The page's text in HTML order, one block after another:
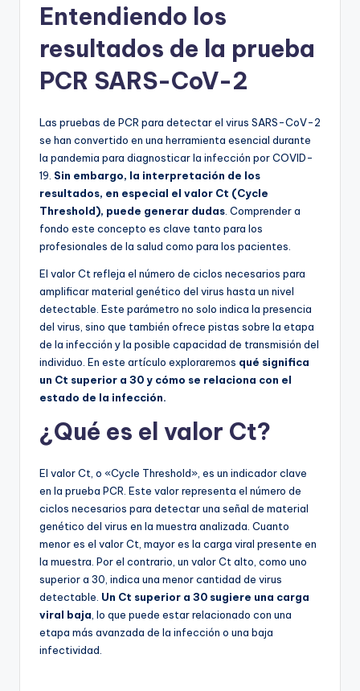
Entendiendo los
resultados de la prueba
PCR SARS-CoV-2
Las pruebas de PCR para detectar el virus SARS-CoV-2
se han convertido en una herramienta esencial durante
la pandemia para diagnosticar la infección por COVID-
19. Sin embargo, la interpretación de los
resultados, en especial el valor Ct (Cycle
Threshold), puede generar dudas . Comprender a
fondo este concepto es clave tanto para los
profesionales de la salud como para los pacientes.
El valor Ct refleja el número de ciclos necesarios para
amplificar material genético del virus hasta un nivel
detectable. Este parámetro no solo indica la presencia
del virus, sino que también ofrece pistas sobre la etapa
de la infección y la posible capacidad de transmisión del
individuo. En este artículo exploraremos qué significa
un Ct superior a 30 y cómo se relaciona con el
estado de la infección.
¿Qué es el valor Ct?
El valor Ct, o «Cycle Threshold», es un indicador clave
en la prueba PCR. Este valor representa el número de
ciclos necesarios para detectar una señal de material
genético del virus en la muestra analizada. Cuanto
menor es el valor Ct, mayor es la carga viral presente en
la muestra. Por el contrario, un valor Ct alto, como uno
superior a 30, indica una menor cantidad de virus
detectable. Un Ct superior a 30 sugiere una carga
viral baja , lo que puede estar relacionado con una
etapa más avanzada de la infección o una baja
infectividad.